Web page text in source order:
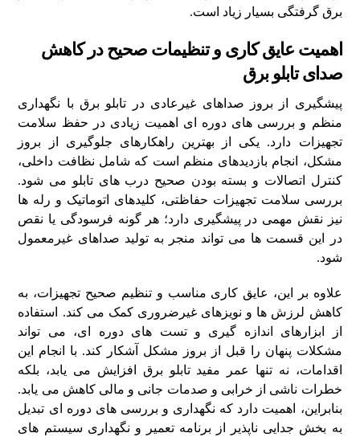
برق‌ گرفتگی بسیار زیاد است.
اهمیت عایق‌ کاری و تنظیمات صحیح در کاهش
صدای تابلو برق
پیشگیری از بروز صداهای غیرعادی در تابلو برق با نگهداری
منظم و بررسی‌ های دوره‌ ای اهمیت زیادی در حفظ سلامت
تجهیزات دارد. یکی از بهترین راهکارهای جلوگیری از بروز
مشکل، انجام بازدیدهای منظم است که شامل نظافت داخلی،
کنترل اتصالات و بسته بودن صحیح درب‌ های تابلو می‌ شود.
بررسی سلامت تجهیزات حفاظتی، کلیدهای اتوماتیک و رله‌ ها
نیز نقش مهمی در پیشگیری دارد؛ هر گونه فرسودگی یا نقص
در این قسمت‌ ها می‌ تواند منجر به تولید صداهای غیرمعمول
شود.
علاوه بر این، عایق‌ کاری مناسب و تنظیم صحیح تجهیزات، به
کاهش لرزش‌ ها و نویزهای غیرضروری کمک می‌ کند. استفاده
از ابزارهای اندازه‌ گیری و تست‌ های دوره‌ ای، می‌ تواند
مشکلات پنهان را قبل از بروز مشکل آشکار کند. با انجام این
اقدامات، نه تنها عمر مفید تابلو برق افزایش می‌ یابد، بلکه
خطرات ناشی از خرابی و صدمات جانی و مالی کاهش می‌ یابد.
بنابراین، اهمیت دارد که نگهداری و بررسی‌ های دوره‌ ای تبدیل
به بخش جدایی‌ ناپذیر از برنامه تعمیر و نگهداری سیستم‌ های